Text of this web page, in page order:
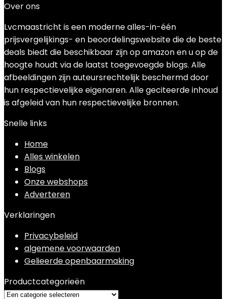
Over ons
Lvcmaastricht is een moderne alles-in-één
prijsvergelijkings- en beoordelingswebsite die de beste
deals biedt die beschikbaar zijn op amazon en u op de
hoogte houdt via de laatst toegevoegde blogs. Alle
afbeeldingen zijn auteursrechtelijk beschermd door
hun respectievelijke eigenaren. Alle geciteerde inhoud
is afgeleid van hun respectievelijke bronnen.
Snelle links
Home
Alles winkelen
Blogs
Onze webshops
Adverteren
Verklaringen
Privacybeleid
algemene voorwaarden
Gelieerde openbaarmaking
Productcategorieën